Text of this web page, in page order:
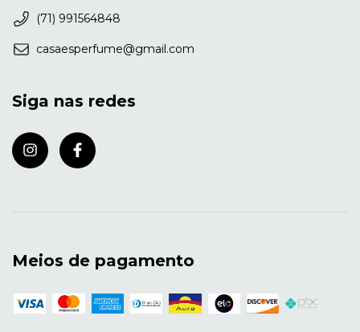
(71) 991564848
casaesperfume@gmail.com
Siga nas redes
Meios de pagamento